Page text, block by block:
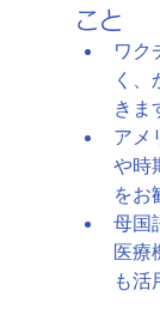
こと
ワク
く、
きま
アメ
や時
をお
母国
医療
も活